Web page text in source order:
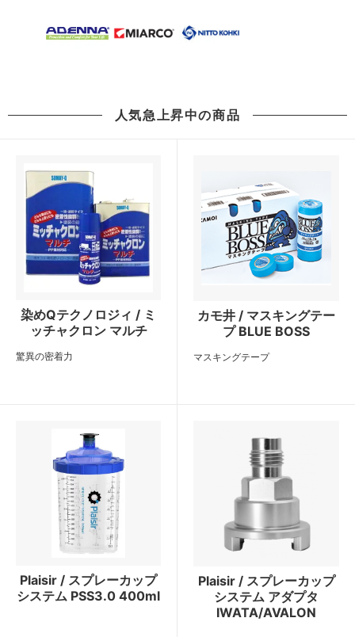
人気急上昇中の商品
染めQテクノロジィ / ミ
ッチャクロン マルチ
驚異の密着力
カモ井 / マスキングテー
プ BLUE BOSS
マスキングテープ
Plaisir / スプレーカップ
システム PSS3.0 400ml
Plaisir / スプレーカップ
システム アダプタ
IWATA/AVALON